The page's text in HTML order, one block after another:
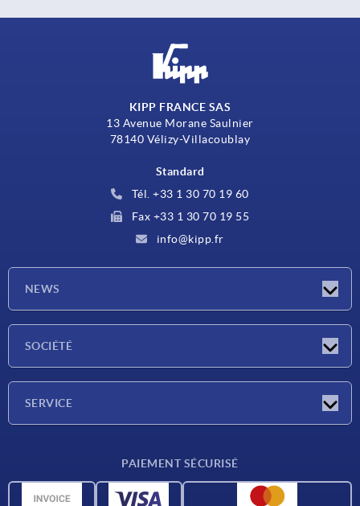
KIPP FRANCE SAS
13 Avenue Morane Saulnier
78140 Vélizy-Villacoublay
Standard
Tél. +33 1 30 70 19 60
Fax +33 1 30 70 19 55
info@kipp.fr
NEWS
SOCIÉTÉ
SERVICE
Données CAO
PAIEMENT SÉCURISÉ